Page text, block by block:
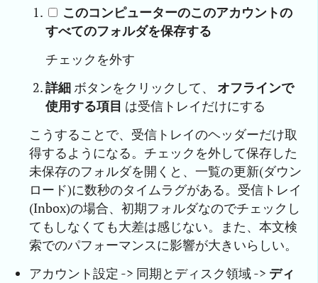
このコンピューターのこのアカウントの
すべてのフォルダを保存する
チェックを外す
詳細ボタンをクリックして、 オフラインで
使用する項目 は受信トレイだけにする
こうすることで、受信トレイのヘッダーだけ取
得するようになる。チェックを外して保存した
未保存のフォルダを開くと、一覧の更新(ダウン
ロード)に数秒のタイムラグがある。受信トレイ
(Inbox)の場合、初期フォルダなのでチェックし
てもしなくても大差は感じない。また、本文検
索でのパフォーマンスに影響が大きいらしい。
アカウント設定 -> 同期とディスク領域 -> ディ